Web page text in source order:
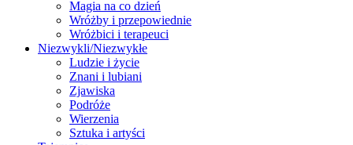
Magia na co dzień
Wróżby i przepowiednie
Wróżbici i terapeuci
Niezwykli/Niezwykłe
Ludzie i życie
Znani i lubiani
Zjawiska
Podróże
Wierzenia
Sztuka i artyści